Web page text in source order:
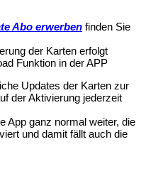
Abo erwerben finden Sie
der Karten erfolgt
Funktion in der APP
Updates der Karten zur
der Aktivierung jederzeit
App ganz normal weiter, die
und damit fällt auch die